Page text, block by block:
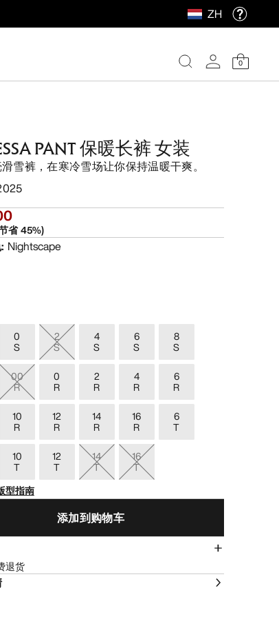
ZH
0
PANT 保暖长裤 女装
雪裤，在寒冷雪场让你保持温暖干爽。
省45%)
: Nightscape
0
S
2
S
4
S
6
S
8
S
00
R
0
R
2
R
4
R
6
R
10
R
12
R
14
R
16
R
6
T
10
T
12
T
14
T
16
T
型指南
添加到购物车
退货